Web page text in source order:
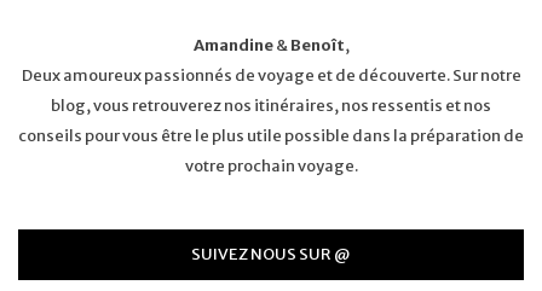
Amandine&Benoît,
Deux amoureux passionnés de voyage et de découverte. Sur notre
blog, vous retrouverez nos itinéraires, nos ressentis et nos
conseils pour vous être le plus utile possible dans la préparation de
votre prochain voyage.
SUIVEZ NOUS SUR @